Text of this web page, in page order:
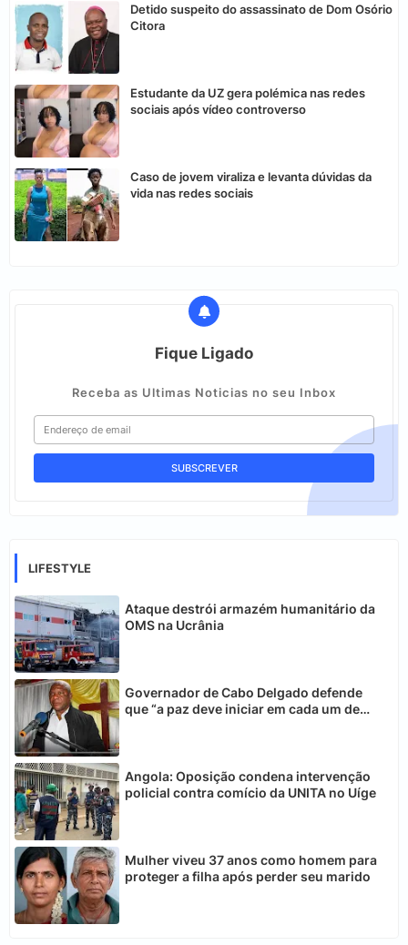
Detido suspeito do assassinato de Dom Osório
Citora
Estudante da UZ gera polémica nas redes
sociais após vídeo controverso
Caso de jovem viraliza e levanta dúvidas da
vida nas redes sociais
Fique Ligado
Receba as Ultimas Noticias no seu Inbox
LIFESTYLE
Ataque destrói armazém humanitário da
OMS na Ucrânia
Governador de Cabo Delgado defende
que “a paz deve iniciar em cada um de
Angola: Oposição condena intervenção
policial contra comício da UNITA no Uíge
Mulher viveu 37 anos como homem para
proteger a filha após perder seu marido